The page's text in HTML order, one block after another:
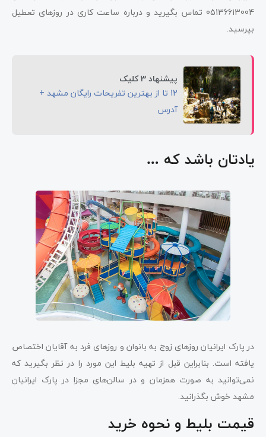
05136613004 تماس بگیرید و درباره ساعت کاری در روزهای تعطیل
بپرسید.
پیشنهاد 3 کلیک
12 تا از بهترین تفریحات رایگان مشهد +
آدرس
یادتان باشد که …
در پارک ایرانیان روزهای زوج به بانوان و روزهای فرد به آقایان اختصاص
یافته است. بنابراین قبل از تهیه بلیط این مورد را در نظر بگیرید که
نمی‌توانید به صورت همزمان و در سالن‌های مجزا در پارک ایرانیان
مشهد خوش بگذرانید.
قیمت بلیط و نحوه خرید